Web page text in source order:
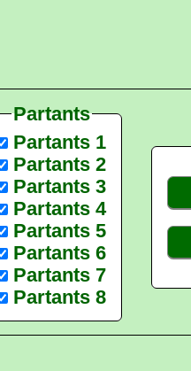
Partants
Partants 1
Partants 2
Partants 3
Partants 4
Partants 5
Partants 6
Partants 7
Partants 8